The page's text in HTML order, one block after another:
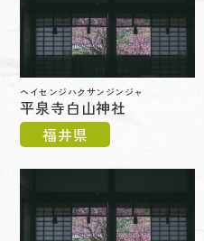
ヘイセンジハクサンジンジャ
平泉寺白山神社
福井県